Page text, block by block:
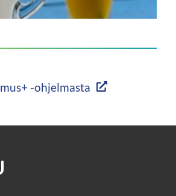
2025/04/Thaimaa-
-ohjelmasta